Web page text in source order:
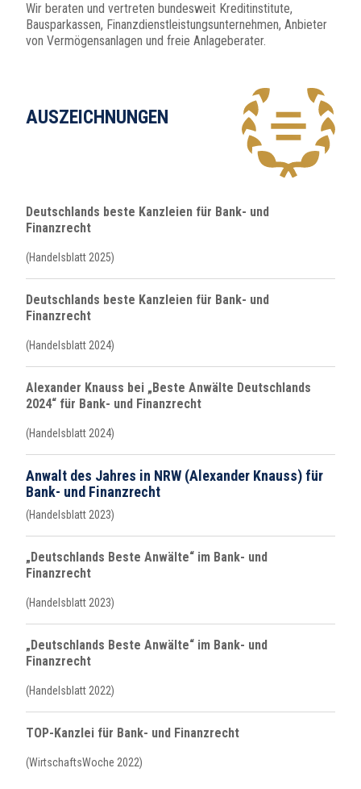
Wir beraten und vertreten bundesweit Kreditinstitute,
Bausparkassen, Finanzdienstleistungsunternehmen, Anbieter
von Vermögensanlagen und freie Anlageberater.
AUSZEICHNUNGEN
Deutschlands beste Kanzleien für Bank- und
Finanzrecht
(Handelsblatt 2025)
Deutschlands beste Kanzleien für Bank- und
Finanzrecht
(Handelsblatt 2024)
Alexander Knauss bei „Beste Anwälte Deutschlands
2024“ für Bank- und Finanzrecht
(Handelsblatt 2024)
Anwalt des Jahres in NRW (Alexander Knauss) für
Bank- und Finanzrecht
(Handelsblatt 2023)
„Deutschlands Beste Anwälte“ im Bank- und
Finanzrecht
(Handelsblatt 2023)
„Deutschlands Beste Anwälte“ im Bank- und
Finanzrecht
(Handelsblatt 2022)
TOP-Kanzlei für Bank- und Finanzrecht
(WirtschaftsWoche 2022)